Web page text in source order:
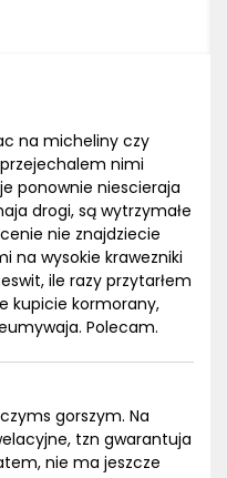
na micheliny czy
nimi
ponownie niescieraja
drogi, są wytrzymałe
nie znajdziecie
na wysokie krawezniki
ile razy przytarłem
kupicie kormorany,
Polecam.
gorszym. Na
tzn gwarantuja
nie ma jeszcze